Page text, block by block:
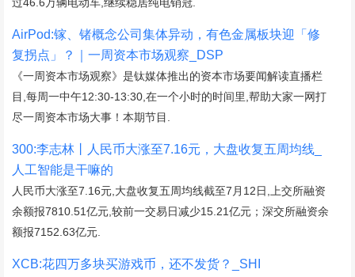
AirPod:镓、锗概念公司集体异动，有色金属板块迎「修
复拐点」？｜一周资本市场观察_DSP
《一周资本市场观察》是钛媒体推出的资本市场要闻解读直播栏
目,每周一中午12:30-13:30,在一个小时的时间里,帮助大家一网打
尽一周资本市场大事！本期节目.
300:李志林丨人民币大涨至7.16元，大盘收复五周均线_
人工智能是干嘛的
人民币大涨至7.16元,大盘收复五周均线截至7月12日,上交所融资
余额报7810.51亿元,较前一交易日减少15.21亿元；深交所融资余
额报7152.63亿元.
XCB:花四万多块买游戏币，还不发货？_SHI